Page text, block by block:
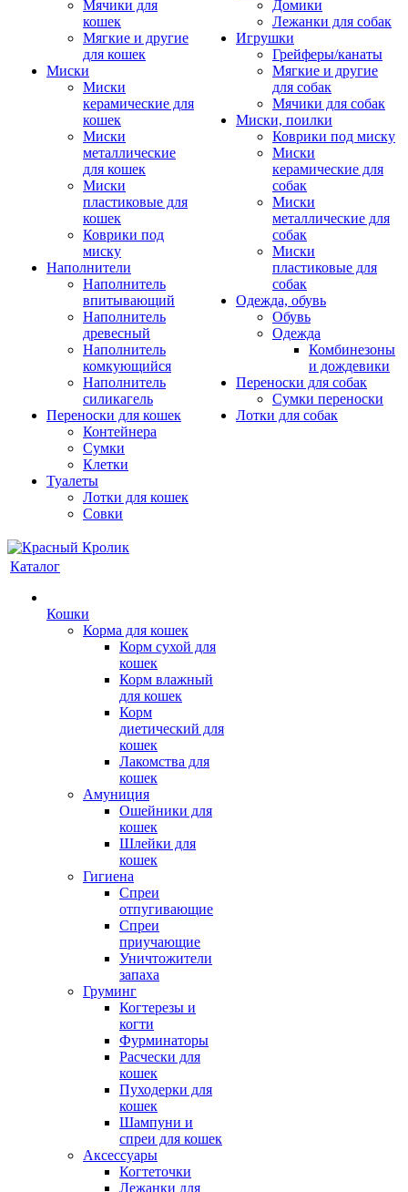
Мячики для
кошек
Мягкие и другие
для кошек
Миски
Миски
керамические для
кошек
Миски
металлические
для кошек
Миски
пластиковые для
кошек
Коврики под
миску
Наполнители
Наполнитель
впитывающий
Наполнитель
древесный
Наполнитель
комкующийся
Наполнитель
силикагель
Переноски для кошек
Контейнера
Сумки
Клетки
Туалеты
Лотки для кошек
Совки
Домики
Лежанки для собак
Игрушки
Грейферы/канаты
Мягкие и другие
для собак
Мячики для собак
Миски, поилки
Коврики под миску
Миски
керамические для
собак
Миски
металлические для
собак
Миски
пластиковые для
собак
Одежда, обувь
Обувь
Одежда
Комбинезоны
и дождевики
Переноски для собак
Сумки переноски
Лотки для собак
Каталог
Кошки
Корма для кошек
Корм сухой для
кошек
Корм влажный
для кошек
Корм
диетический для
кошек
Лакомства для
кошек
Амуниция
Ошейники для
кошек
Шлейки для
кошек
Гигиена
Спреи
отпугивающие
Спреи
приучающие
Уничтожители
запаха
Груминг
Когтерезы и
когти
Фурминаторы
Расчески для
кошек
Пуходерки для
кошек
Шампуни и
спреи для кошек
Аксессуары
Когтеточки
Лежанки для